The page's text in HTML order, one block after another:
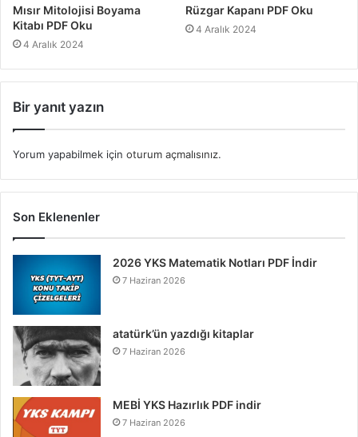
Mısır Mitolojisi Boyama
Kitabı PDF Oku
4 Aralık 2024
Rüzgar Kapanı PDF Oku
4 Aralık 2024
Bir yanıt yazın
Yorum yapabilmek için oturum açmalısınız.
Son Eklenenler
2026 YKS Matematik Notları PDF İndir
7 Haziran 2026
atatürk’ün yazdığı kitaplar
7 Haziran 2026
MEBİ YKS Hazırlık PDF indir
7 Haziran 2026